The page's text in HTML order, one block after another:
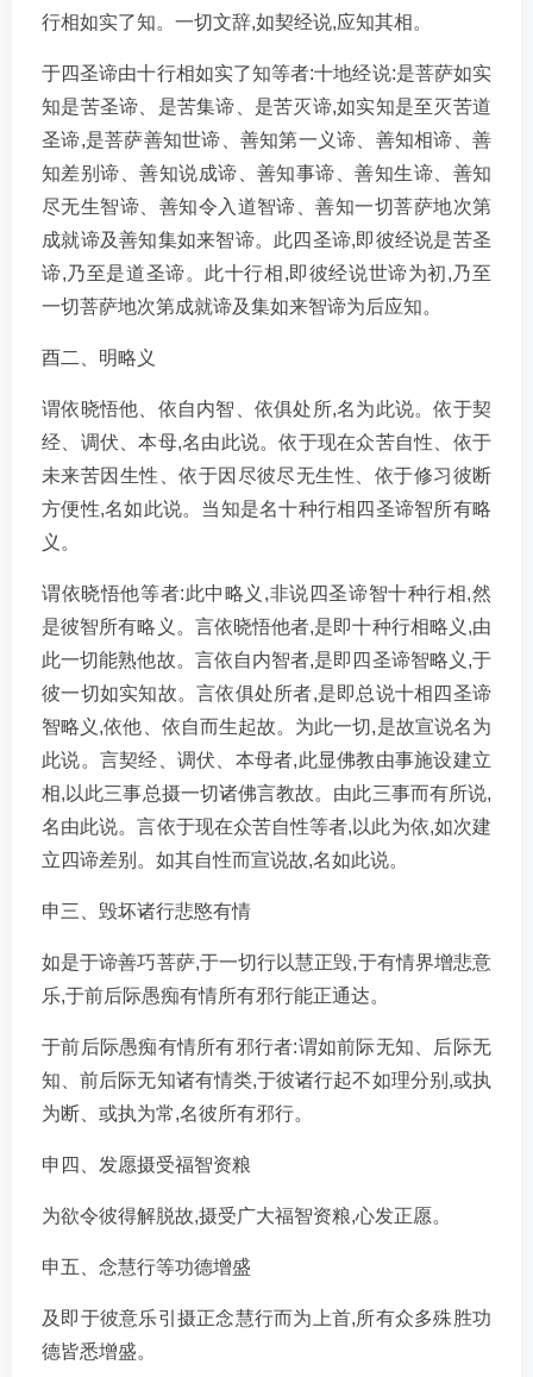
行相如实了知。一切文辞,如契经说,应知其相。
于四圣谛由十行相如实了知等者:十地经说:是菩萨如实
知是苦圣谛、是苦集谛、是苦灭谛,如实知是至灭苦道
圣谛,是菩萨善知世谛、善知第一义谛、善知相谛、善
知差别谛、善知说成谛、善知事谛、善知生谛、善知
尽无生智谛、善知令入道智谛、善知一切菩萨地次第
成就谛及善知集如来智谛。此四圣谛,即彼经说是苦圣
谛,乃至是道圣谛。此十行相,即彼经说世谛为初,乃至
一切菩萨地次第成就谛及集如来智谛为后应知。
酉二、明略义
谓依晓悟他、依自内智、依俱处所,名为此说。依于契
经、调伏、本母,名由此说。依于现在众苦自性、依于
未来苦因生性、依于因尽彼尽无生性、依于修习彼断
方便性,名如此说。当知是名十种行相四圣谛智所有略
义。
谓依晓悟他等者:此中略义,非说四圣谛智十种行相,然
是彼智所有略义。言依晓悟他者,是即十种行相略义,由
此一切能熟他故。言依自内智者,是即四圣谛智略义,于
彼一切如实知故。言依俱处所者,是即总说十相四圣谛
智略义,依他、依自而生起故。为此一切,是故宣说名为
此说。言契经、调伏、本母者,此显佛教由事施设建立
相,以此三事总摄一切诸佛言教故。由此三事而有所说,
名由此说。言依于现在众苦自性等者,以此为依,如次建
立四谛差别。如其自性而宣说故,名如此说。
申三、毁坏诸行悲愍有情
如是于谛善巧菩萨,于一切行以慧正毁,于有情界增悲意
乐,于前后际愚痴有情所有邪行能正通达。
于前后际愚痴有情所有邪行者:谓如前际无知、后际无
知、前后际无知诸有情类,于彼诸行起不如理分别,或执
为断、或执为常,名彼所有邪行。
申四、发愿摄受福智资粮
为欲令彼得解脱故,摄受广大福智资粮,心发正愿。
申五、念慧行等功德增盛
及即于彼意乐引摄正念慧行而为上首,所有众多殊胜功
德皆悉增盛。